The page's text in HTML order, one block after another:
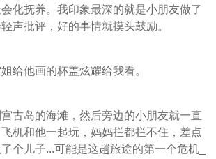
化抚养。我印象最深的就是小朋友做了
声批评，好的事情就摸头鼓励。
给他画的杯盖炫耀给我看。
古岛的海滩，然后旁边的小朋友就一直
机和他一起玩，妈妈拦都拦不住，差点
个儿子...可能是这趟旅途的第一个危机_